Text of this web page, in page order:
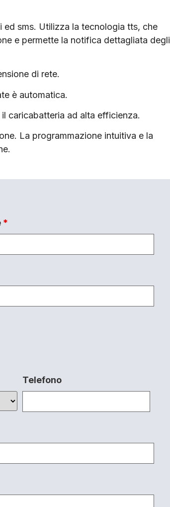
ed sms. Utilizza la tecnologia tts, che
e permette la notifica dettagliata degli
di rete.
è automatica.
caricabatteria ad alta efficienza.
La programmazione intuitiva e la
*
Telefono